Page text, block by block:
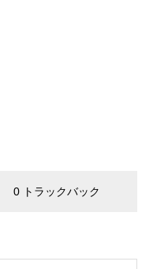
0 トラックバック